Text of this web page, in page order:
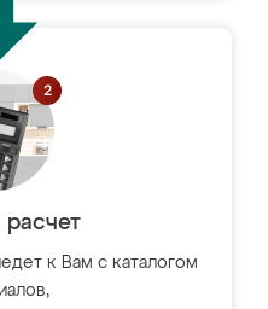
к Вам с каталогом